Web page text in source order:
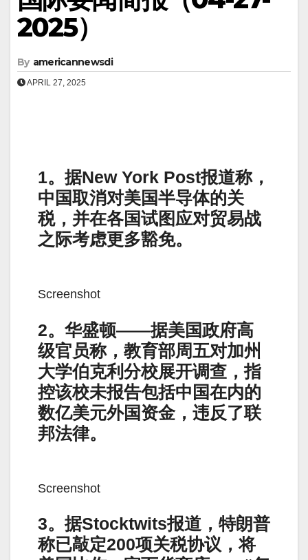
2025）
By americannewsdi
APRIL 27, 2025
1。据New York Post报道称，
中国取消对美国半导体的关
税，并在各国试图应对贸易战
之际考虑更多豁免。
Screenshot
2。华盛顿——据美国政府高
级官员称，教育部周五对加州
大学伯克利分校展开调查，指
控该校未报告包括中国在内的
数亿美元外国资金，违反了联
邦法律。
Screenshot
3。据Stocktwits报道，特朗普
称已敲定200项关税协议，将